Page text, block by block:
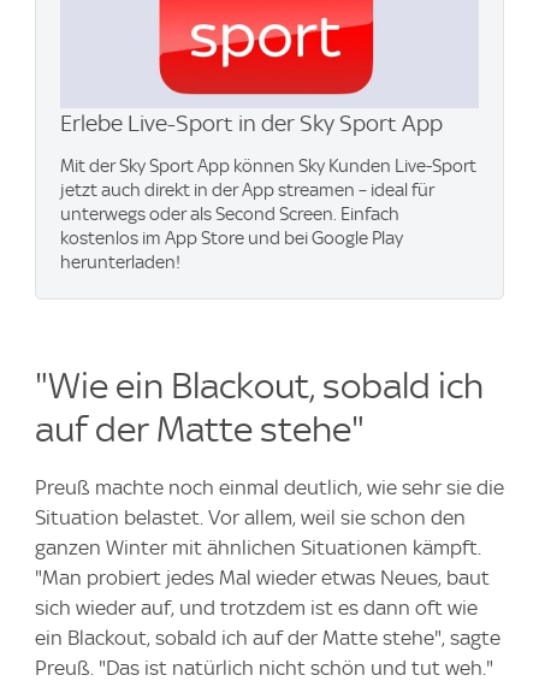
Erlebe Live-Sport in der Sky Sport App
Mit der Sky Sport App können Sky Kunden Live-Sport
jetzt auch direkt in der App streamen – ideal für
unterwegs oder als Second Screen. Einfach
kostenlos im App Store und bei Google Play
herunterladen!
"Wie ein Blackout, sobald ich
auf der Matte stehe"
Preuß machte noch einmal deutlich, wie sehr sie die
Situation belastet. Vor allem, weil sie schon den
ganzen Winter mit ähnlichen Situationen kämpft.
"Man probiert jedes Mal wieder etwas Neues, baut
sich wieder auf, und trotzdem ist es dann oft wie
ein Blackout, sobald ich auf der Matte stehe", sagte
Preuß. "Das ist natürlich nicht schön und tut weh."